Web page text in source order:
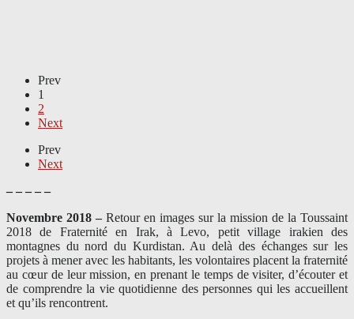
Prev
1
2
Next
Prev
Next
– – – – –
Novembre 2018 – Retour en images sur la mission de la Toussaint
2018 de Fraternité en Irak, à Levo, petit village irakien des
montagnes du nord du Kurdistan. Au delà des échanges sur les
projets à mener avec les habitants, les volontaires placent la fraternité
au cœur de leur mission, en prenant le temps de visiter, d’écouter et
de comprendre la vie quotidienne des personnes qui les accueillent
et qu’ils rencontrent.